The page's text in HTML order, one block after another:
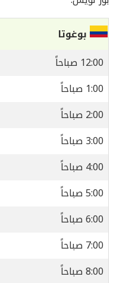
بوغوتا
12:00 صباحاً
1:00 صباحاً
2:00 صباحاً
3:00 صباحاً
4:00 صباحاً
5:00 صباحاً
6:00 صباحاً
7:00 صباحاً
8:00 صباحاً